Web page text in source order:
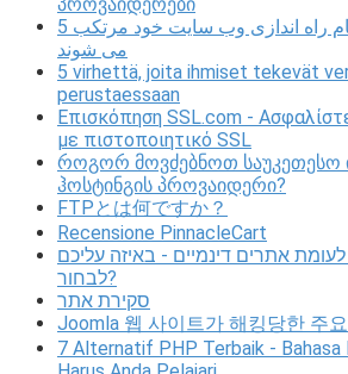
პროვაიდერები
5 خطایی که مردم هنگام راه اندازی وب سایت خود مرتکب
می شوند
5 virhettä, joita ihmiset tekevät
perustaessaan
Επισκόπηση SSL.com -
με πιστοποιητικό SSL
როგორ მოვძებნოთ საუკეთესო
ჰოსტინგის პროვაიდერი?
FTPとは何ですか？
Recensione PinnacleCart
אתרים דינמיים - באיזה עליכם
לבחור?
סקירת אתר
Joomla 웹 사이트가 해킹당한 주
7 Alternatif PHP Terbaik - Bahasa